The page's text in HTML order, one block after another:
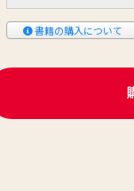
書籍の購入について